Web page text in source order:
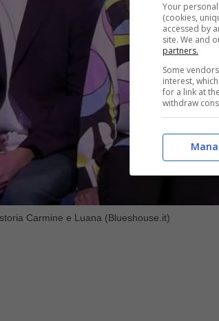
Carmine e Luana (Blueshouse.it)
Your
(cookies,
accessed by
site. We and
partners.
Some
interest,
for a link at
withdraw